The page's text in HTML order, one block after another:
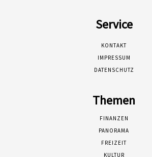
Service
KONTAKT
IMPRESSUM
DATENSCHUTZ
Themen
FINANZEN
PANORAMA
FREIZEIT
KULTUR